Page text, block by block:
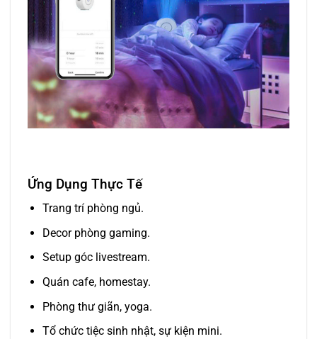
Ứng Dụng Thực Tế
Trang trí phòng ngủ.
Decor phòng gaming.
Setup góc livestream.
Quán cafe, homestay.
Phòng thư giãn, yoga.
Tổ chức tiệc sinh nhật, sự kiện mini.